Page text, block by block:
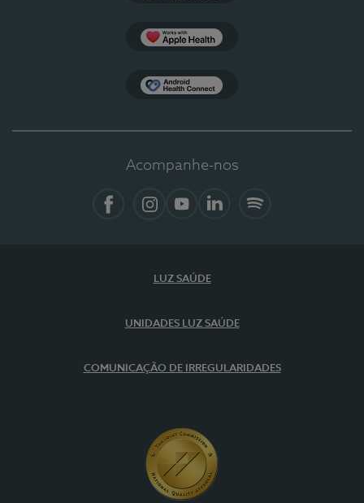
Acompanhe-nos
LUZ SAÚDE
UNIDADES LUZ SAÚDE
COMUNICAÇÃO DE IRREGULARIDADES